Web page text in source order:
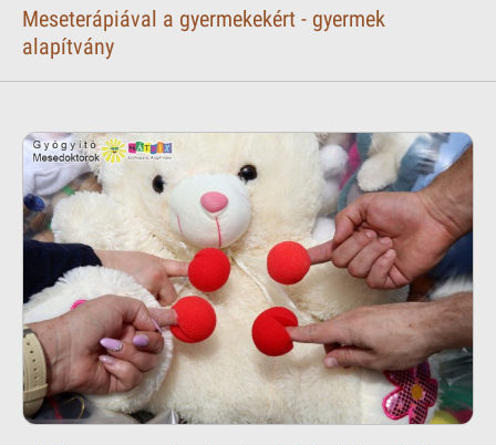
Meseterápiával a gyermekekért - gyermek
alapítvány